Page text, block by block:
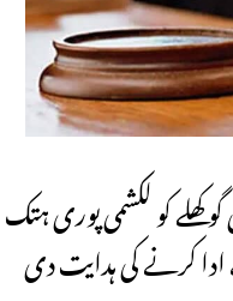
کو لکشمی پوری ہتک